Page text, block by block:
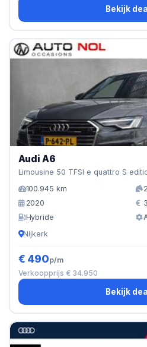
Bekijk deal
Audi A6
Limousine 50 TFSI e quattro S
100.945 km
2020
Hybride
Nijkerk
€ 490p/m
Verkoopprijs € 34.950
Bekijk deal